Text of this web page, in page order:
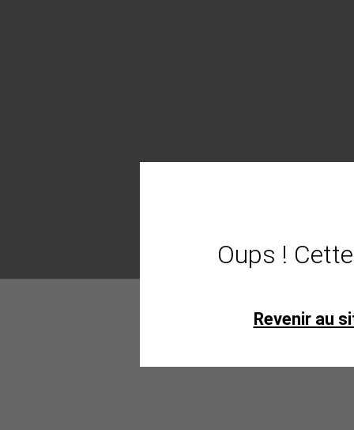
Oups !
Revenir au